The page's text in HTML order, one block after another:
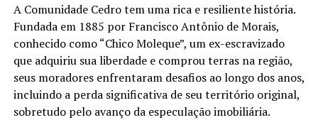
A Comunidade Cedro tem uma rica e resiliente história.
Fundada em 1885 por Francisco Antônio de Morais,
conhecido como “Chico Moleque”, um ex-escravizado
que adquiriu sua liberdade e comprou terras na região,
seus moradores enfrentaram desafios ao longo dos anos,
incluindo a perda significativa de seu território original,
sobretudo pelo avanço da especulação imobiliária.